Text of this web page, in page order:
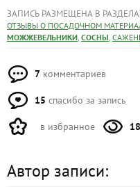
ЗАПИСЬ РАЗМЕЩЕНА В
ОТЗЫВЫ О ПОСАДОЧНОМ
МОЖЖЕВЕЛЬНИКИ, СОСНЫ,
7 комментариев
15 спасибо за запись
в избранное
Автор записи: